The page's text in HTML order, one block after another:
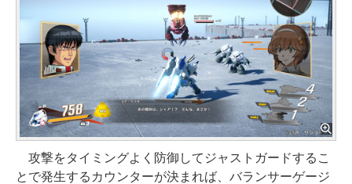
攻撃をタイミングよく防御してジャストガードするこ
とで発生するカウンターが決まれば、バランサーゲージ